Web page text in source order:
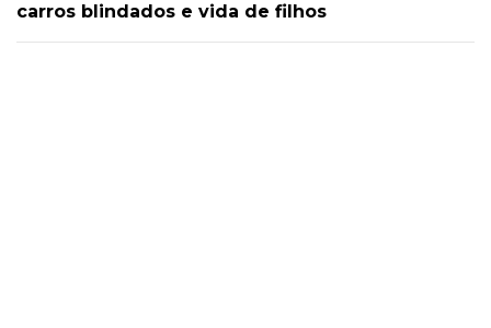
carros blindados e vida de filhos